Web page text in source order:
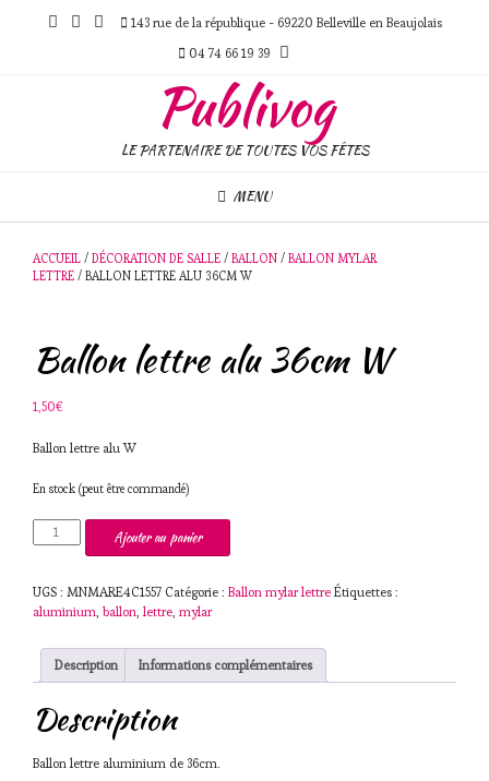
143 rue de la république - 69220 Belleville en Beaujolais
04 74 66 19 39
Publivog
LE PARTENAIRE DE TOUTES VOS FÊTES
MENU
ACCUEIL / DÉCORATION DE SALLE / BALLON / BALLON MYLAR
LETTRE / BALLON LETTRE ALU 36CM W
Ballon lettre alu 36cm W
1,50€
Ballon lettre alu W
En stock (peut être commandé)
quantité
de
lettre
alu
W
Ajouter au panier
UGS : MNMARE4C1557 Catégorie : Ballon mylar lettre Étiquettes :
aluminium ballon lettre mylar
Description Informations complémentaires
Description
Ballon lettre aluminium de 36cm.